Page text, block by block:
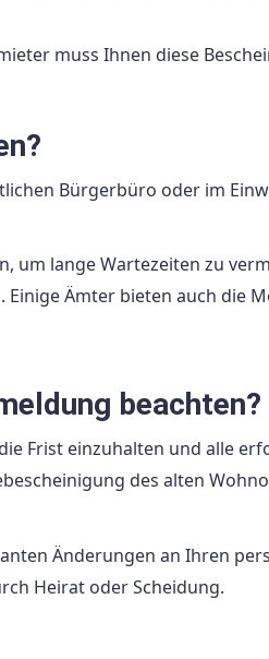
muss Ihnen diese
Bürgerbüro oder im
um lange Wartezeiten zu
Ämter bieten auch die
beachten?
Frist einzuhalten und alle
des alten
Änderungen an Ihren
Heirat oder Scheidung.